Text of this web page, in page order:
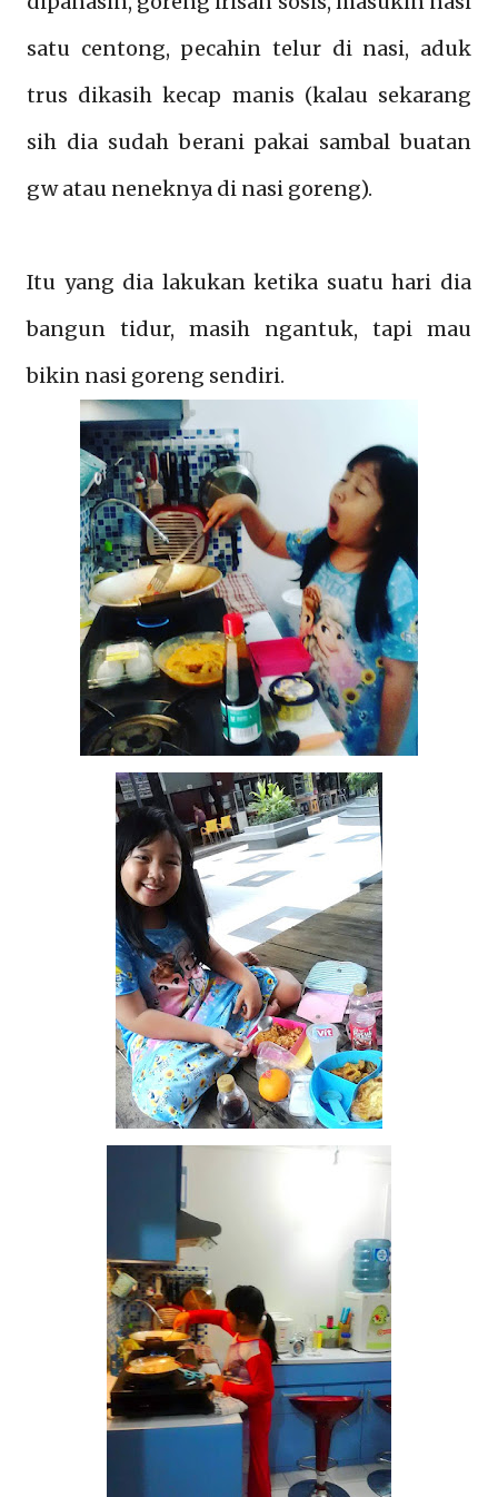
satu centong, pecahin telur di nasi, aduk
trus dikasih kecap manis (kalau sekarang
sih dia sudah berani pakai sambal buatan
gw atau neneknya di nasi goreng).
Itu yang dia lakukan ketika suatu hari dia
bangun tidur, masih ngantuk, tapi mau
bikin nasi goreng sendiri.